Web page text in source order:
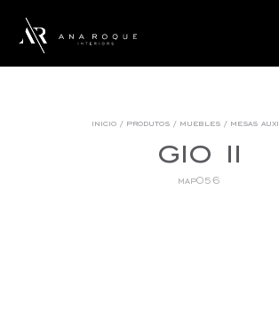
inicio/ produtos/ muebles/ mesas
gio ii
map056